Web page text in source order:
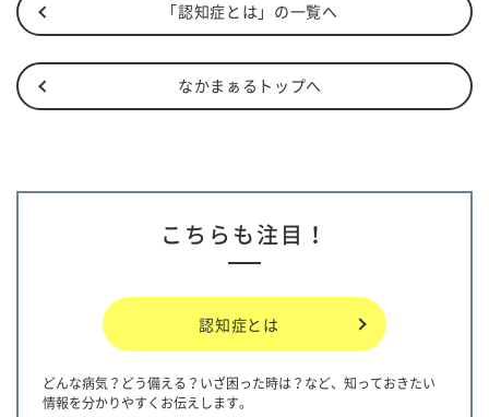
「認知症とは」の一覧へ
なかまぁるトップへ
こちらも注目！
認知症とは
どんな病気？どう備える？いざ困った時は？など、知っておきたい
情報を分かりやすくお伝えします。